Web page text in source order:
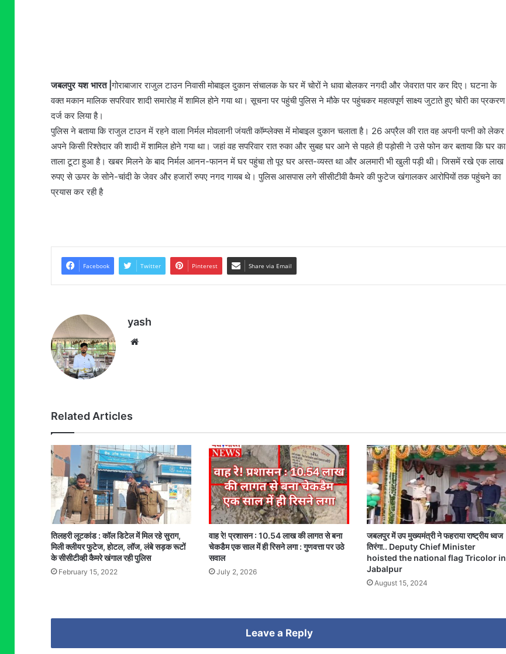
जबलपुर यश भारत |गोराबाजार राजुल टाउन निवासी मोबाइल दुकान संचालक के घर में चोरों ने धावा बोलकर नगदी और जेवरात पार कर दिए। घटना के
वक्त मकान मालिक सपरिवार शादी समारोह में शामिल होने गया था। सूचना पर पहुंची पुलिस ने मौके पर पहुंचकर महत्वपूर्ण साक्ष्य जुटाते हुए चोरी का प्रकरण
दर्ज कर लिया है।
पुलिस ने बताया कि राजुल टाउन में रहने वाला निर्मल मोवलानी जंयती कॉम्प्लेक्स में मोबाइल दुकान चलाता है। 26 अप्रैल की रात वह अपनी पत्नी को लेकर
अपने किसी रिश्तेदार की शादी में शामिल होने गया था। जहां वह सपरिवार रात रुका और सुबह घर आने से पहले ही पड़ोसी ने उसे फोन कर बताया कि घर का
ताला टूटा हुआ है। खबर मिलने के बाद निर्मल आनन-फानन में घर पहुंचा तो पूर घर अस्त-व्यस्त था और अलमारी भी खुली पड़ी थी। जिसमें रखे एक लाख
रुपए से ऊपर के सोने-चांदी के जेवर और हजारों रुपए नगद गायब थे। पुलिस आसपास लगे सीसीटीवी कैमरे की फुटेज खंगालकर आरोपियों तक पहुंचने का
प्रयास कर रही है
Facebook Twitter Pinterest Share via Email
yash
Website
Related Articles
तिलहरी लूटकांड : कॉल डिटेल में मिल रहे सुराग,
मिली क्लीयर फुटेज, होटल, लॉज, लंबे सड़क रूटों
के सीसीटीव्ही कैमरे खंगाल रही पुलिस
February 15, 2022
वाह रे! प्रशासन : 10.54 लाख की लागत से बना
चेकडैम एक साल में ही रिसने लगा : गुणवत्ता पर उठे
सवाल
July 2, 2026
जबलपुर में उप मुख्यमंत्री ने फहराया राष्ट्रीय ध्वज
तिरंगा.. Deputy Chief Minister
hoisted the national flag Tricolor in
Jabalpur
August 15, 2024
Leave a Reply